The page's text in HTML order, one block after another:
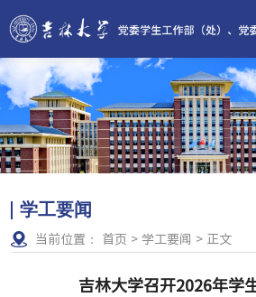
学工要闻
当前位置： 首页 > 学工要闻 > 正文
吉林大学召开2026年学